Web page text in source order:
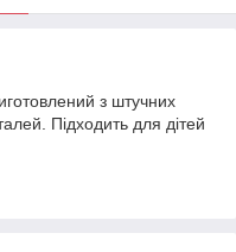
з штучних
Підходить для дітей